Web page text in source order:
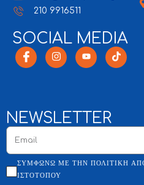
210 9916511
SOCIAL MEDIA
NEWSLETTER
ΣΥΜΦΩΝΏ ΜΕ ΤΗΝ ΠΟΛΙΤΙΚΉ
ΙΣΤΌΤΟΠΟΥ